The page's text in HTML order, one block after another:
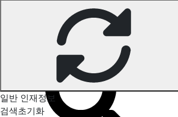
청주 스포츠마사지 구직정보
일반 인재정보
검색초기화